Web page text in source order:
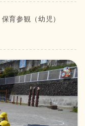
保育参観（幼児）